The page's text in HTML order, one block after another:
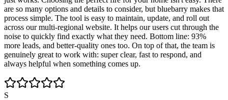
are so many options and details to consider, but bluebarry makes that
process simple. The tool is easy to maintain, update, and roll out
across our multi-regional website. It helps our users cut through the
noise to quickly find exactly what they need. Bottom line: 93%
more leads, and better-quality ones too. On top of that, the team is
genuinely great to work with: super clear, fast to respond, and
always helpful when something comes up.
S